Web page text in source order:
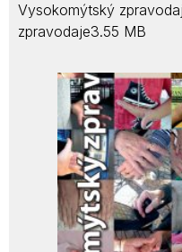
Vysokomýtský
zpravodaje3.55 MB